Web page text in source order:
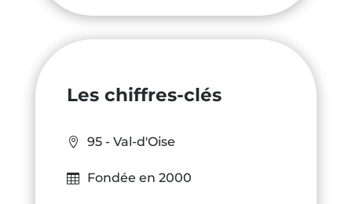
Les chiffres-clés
95 - Val-d'Oise
Fondée en 2000